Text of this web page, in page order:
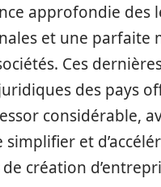
approfondie des
et une parfaite
Ces
des pays
considérable,
et
création